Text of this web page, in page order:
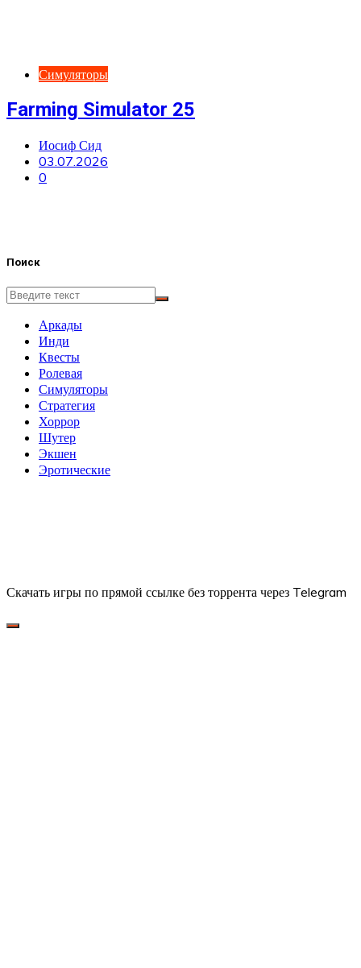
Симуляторы
Farming Simulator 25
Иосиф Сид
03.07.2026
0
Поиск
Аркады
Инди
Квесты
Ролевая
Симуляторы
Стратегия
Хоррор
Шутер
Экшен
Эротические
Скачать игры по прямой ссылке без торрента через Telegram